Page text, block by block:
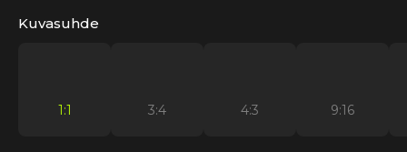
Kuvasuhde
1:1 3:4 4:3 9:16